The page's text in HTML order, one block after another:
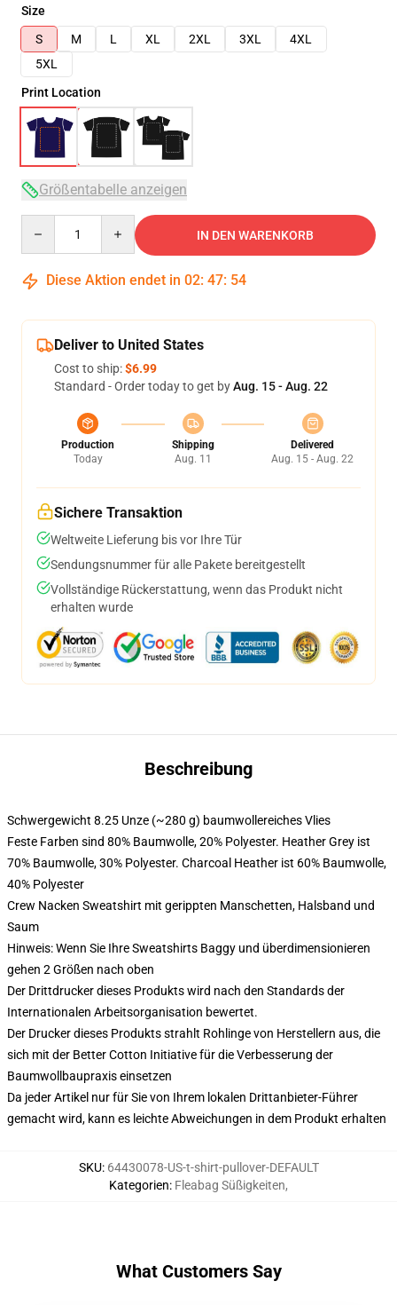
Size
S
M L XL 2XL 3XL
4XL
5XL
Print Location
Größentabelle anzeigen
IN DEN WARENKORB
Diese Aktion endet in 02: 47: 54
Deliver to United States
Cost to ship:$6.99
Standard - Order today to get byAug. 15 - Aug. 22
Production
Today
Shipping
Aug. 11
Delivered
Aug. 15 - Aug. 22
Sichere Transaktion
Weltweite Lieferung bis vor Ihre Tür
Sendungsnummer für alle Pakete bereitgestellt
Vollständige Rückerstattung, wenn das Produkt nicht
erhalten wurde
Beschreibung
Schwergewicht 8.25 Unze (~280 g) baumwollereiches Vlies
Feste Farben sind 80% Baumwolle, 20% Polyester. Heather Grey ist
70% Baumwolle, 30% Polyester. Charcoal Heather ist 60% Baumwolle,
40% Polyester
Crew Nacken Sweatshirt mit gerippten Manschetten, Halsband und
Saum
Hinweis: Wenn Sie Ihre Sweatshirts Baggy und überdimensionieren
gehen 2 Größen nach oben
Der Drittdrucker dieses Produkts wird nach den Standards der
Internationalen Arbeitsorganisation bewertet.
Der Drucker dieses Produkts strahlt Rohlinge von Herstellern aus, die
sich mit der Better Cotton Initiative für die Verbesserung der
Baumwollbaupraxis einsetzen
Da jeder Artikel nur für Sie von Ihrem lokalen Drittanbieter-Führer
gemacht wird, kann es leichte Abweichungen in dem Produkt erhalten
SKU: 64430078-US-t-shirt-pullover-DEFAULT
Kategorien: Fleabag Süßigkeiten,
What Customers Say